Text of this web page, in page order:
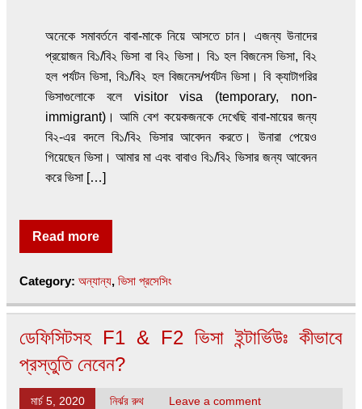
অনেকে সমাবর্তনে বাবা-মাকে নিয়ে আসতে চান। এজন্য উনাদের
প্রয়োজন বি১/বি২ ভিসা বা বি২ ভিসা। বি১ হল বিজনেস ভিসা, বি২
হল পর্যটন ভিসা, বি১/বি২ হল বিজনেস/পর্যটন ভিসা। বি ক্যাটাগরির
ভিসাগুলোকে বলে visitor visa (temporary, non-
immigrant)। আমি বেশ কয়েকজনকে দেখেছি বাবা-মায়ের জন্য
বি২-এর বদলে বি১/বি২ ভিসার আবেদন করতে। উনারা পেয়েও
গিয়েছেন ভিসা। আমার মা এবং বাবাও বি১/বি২ ভিসার জন্য আবেদন
করে ভিসা […]
Read more
Category: অন্যান্য, ভিসা প্রসেসিং
ডেফিসিটসহ F1 & F2 ভিসা ইন্টার্ভিউঃ কীভাবে
প্রস্তুতি নেবেন?
মার্চ 5, 2020 নির্ঝর রুথ Leave a comment